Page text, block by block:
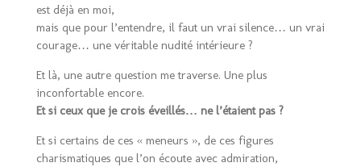
est déjà en moi,
mais que pour l’entendre, il faut un vrai silence… un vrai
courage… une véritable nudité intérieure ?
Et là, une autre question me traverse. Une plus
inconfortable encore.
Et si ceux que je crois éveillés… ne l’étaient pas ?
Et si certains de ces « meneurs », de ces figures
charismatiques que l’on écoute avec admiration,